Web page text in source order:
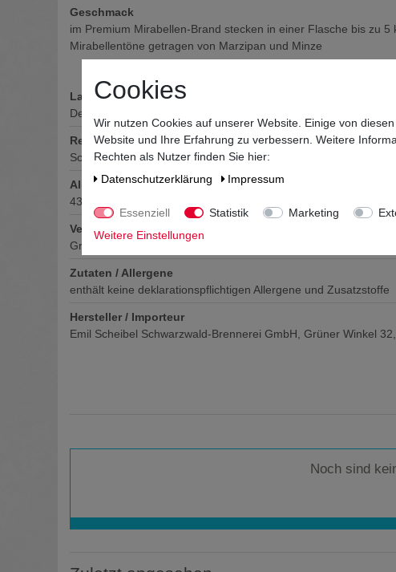
Geschmack
im Premium Mirabellen-Brand stecken in einer Flasche bis zu
Mirabellentöne getragen von Marzipan und Minze
Land
Deutschland
Region
Schwarzwald
Alkoholgehalt
43
Verschluss
Griffkork
Zutaten / Allergene
enthält keine deklarationspflichtigen Allergene und Zusatzstoffe
Hersteller / Importeur
Emil Scheibel Schwarzwald-Brennerei GmbH, Grüner Winkel
Noch sind
Cookies
Wir nutzen Cookies auf unserer Website. Einige von
Website und Ihre Erfahrung zu verbessern. Weitere
Rechten als Nutzer finden Sie hier:
Daten­schutz­erklärung
Impressum
Essenziell Statistik Marketing
Weitere Einstellungen